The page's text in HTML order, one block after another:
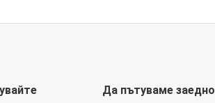
Да пътуваме заедно